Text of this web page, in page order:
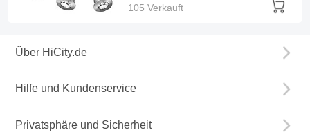
105 Verkauft
Über HiCity.de
Hilfe und Kundenservice
Privatsphäre und Sicherheit